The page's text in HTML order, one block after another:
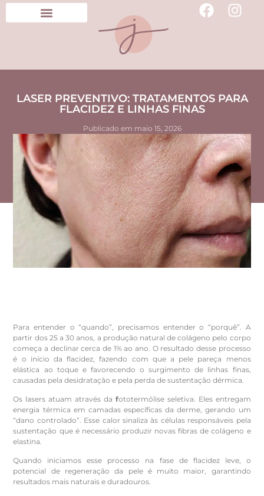
LASER PREVENTIVO: TRATAMENTOS PARA
FLACIDEZ E LINHAS FINAS
Publicado em maio 15, 2026
Para entender o “quando”, precisamos entender o “porquê”. A
partir dos 25 a 30 anos, a produção natural de colágeno pelo corpo
começa a declinar cerca de 1% ao ano. O resultado desse processo
é o início da flacidez, fazendo com que a pele pareça menos
elástica ao toque e favorecendo o surgimento de linhas finas,
causadas pela desidratação e pela perda de sustentação dérmica.
Os lasers atuam através da fototermólise seletiva. Eles entregam
energia térmica em camadas específicas da derme, gerando um
“dano controlado”. Esse calor sinaliza às células responsáveis pela
sustentação que é necessário produzir novas fibras de colágeno e
elastina.
Quando iniciamos esse processo na fase de flacidez leve, o
potencial de regeneração da pele é muito maior, garantindo
resultados mais naturais e duradouros.